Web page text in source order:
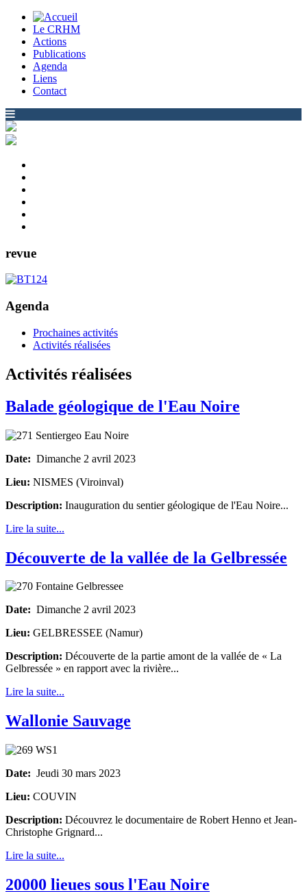
Le CRHM
Actions
Publications
Agenda
Liens
Contact
revue
Agenda
Prochaines activités
Activités réalisées
Activités réalisées
Balade géologique de l'Eau Noire
Date: Dimanche 2 avril 2023
Lieu: NISMES (Viroinval)
Description: Inauguration du sentier géologique de l'Eau Noire...
Lire la suite...
Découverte de la vallée de la Gelbressée
Date: Dimanche 2 avril 2023
Lieu: GELBRESSEE (Namur)
Description: Découverte de la partie amont de la vallée de « La
Gelbressée » en rapport avec la rivière...
Lire la suite...
Wallonie Sauvage
Date: Jeudi 30 mars 2023
Lieu: COUVIN
Description: Découvrez le documentaire de Robert Henno et Jean-
Christophe Grignard...
Lire la suite...
20000 lieues sous l'Eau Noire